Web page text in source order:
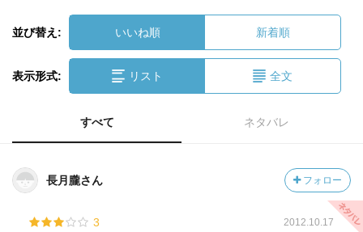
並び替え: いいね順 新着順
表示形式: リスト 全文
すべて ネタバレ
長月朧さん フォロー
3 2012.10.17